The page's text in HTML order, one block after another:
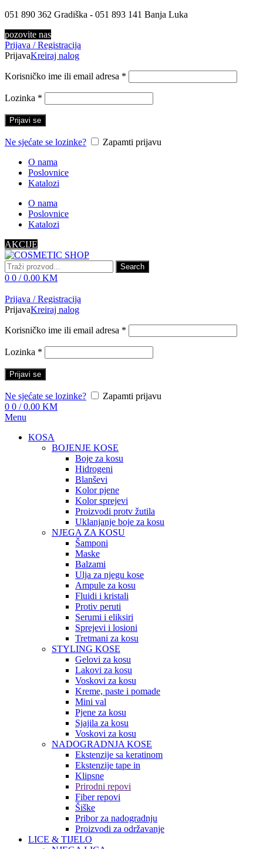
051 890 362 Gradiška - 051 893 141 Banja Luka
pozovite nas
Prijava / Registracija
PrijavaKreiraj nalog
Korisničko ime ili email adresa *
Lozinka *
Prijavi se
Ne sjećate se lozinke?
Zapamti prijavu
O nama
Poslovnice
Katalozi
O nama
Poslovnice
Katalozi
AKCIJE
Search
0 0 / 0.00 KM
Prijava / Registracija
PrijavaKreiraj nalog
Korisničko ime ili email adresa *
Lozinka *
Prijavi se
Ne sjećate se lozinke?
Zapamti prijavu
0 0 / 0.00 KM
Menu
KOSA
BOJENJE KOSE
Boje za kosu
Hidrogeni
Blanševi
Kolor pjene
Kolor sprejevi
Proizvodi protv žutila
Uklanjanje boje za kosu
NJEGA ZA KOSU
Šamponi
Maske
Balzami
Ulja za njegu kose
Ampule za kosu
Fluidi i kristali
Protiv peruti
Serumi i eliksiri
Sprejevi i losioni
Tretmani za kosu
STYLING KOSE
Gelovi za kosu
Lakovi za kosu
Voskovi za kosu
Kreme, paste i pomade
Mini val
Pjene za kosu
Sjajila za kosu
Voskovi za kosu
NADOGRADNJA KOSE
Ekstenzije sa keratinom
Ekstenzije tape in
Klipsne
Prirodni repovi
Fiber repovi
Šiške
Pribor za nadogradnju
Proizvodi za održavanje
LICE & TIJELO